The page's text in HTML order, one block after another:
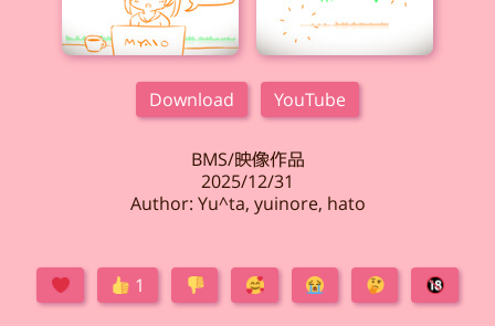
Download YouTube
BMS/映像作品
2025/12/31
Author: Yu^ta, yuinore, hato
1